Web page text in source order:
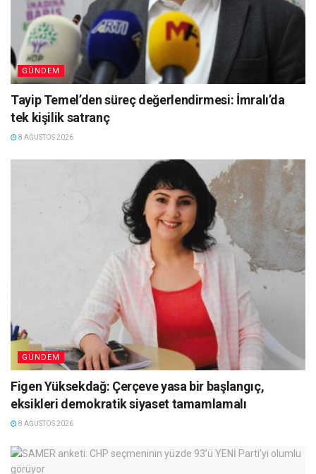
GÜNDEM
Tayip Temel’den süreç değerlendirmesi: İmralı’da
tek kişilik satranç
8 AĞUSTOS 2026
GÜNDEM
Figen Yüksekdağ: Çerçeve yasa bir başlangıç,
eksikleri demokratik siyaset tamamlamalı
8 AĞUSTOS 2026